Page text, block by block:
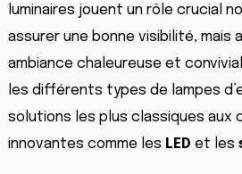
luminaires jouent un rôle crucial
assurer une bonne visibilité, mais
ambiance chaleureuse et
les différents types de lampes
solutions les plus classiques aux
innovantes comme les LED et les